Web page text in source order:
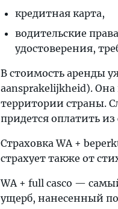
кредитная карта,
водительские
удостоверения,
В стоимость аренды
aansprakelijkheid).
территории страны.
придется оплатить из
Страховка WA +
страхует также от
WA + full casco —
ущерб, нанесенный